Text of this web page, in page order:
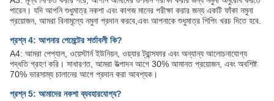
পারেন। যদি আপনি শুধুমাত্র নকশা এবং কাগজ মানের পরীক্ষা করার জন্য একটি ফাঁকা নমুনা
প্রয়োজন, আমরা বিনামূল্যে নমুনা প্রদান করবে,এবং আপনাকে শুধুমাত্র শিপিং খরচ দিতে হবে.
প্রশ্ন 4: আপনার পেমেন্টের শর্তাবলী কি?
A4: আমরা পেপ্যাল, ওয়েস্টার্ন ইউনিয়ন, ওয়্যার ট্রান্সফার এবং অন্যান্য আলোচনাযোগ্য
পদ্ধতি গ্রহণ করি। সাধারণত, আমরা উত্পাদন আগে 30% আমানত প্রয়োজন, এবং অবশিষ্ট
70% ভারসাম্য চালানের আগে প্রদান করা আবশ্যক।
প্রশ্ন 5: আমাদের নকশা ব্যবহারযোগ্য?